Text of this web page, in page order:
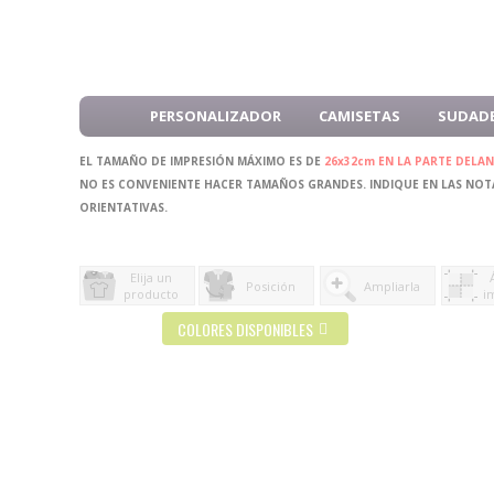
PERSONALIZADOR CAMISETAS
EL TAMAÑO DE IMPRESIÓN MÁXIMO ES DE 26x32cm EN LA PARTE
NO ES CONVENIENTE HACER TAMAÑOS GRANDES. INDIQUE EN LAS
ORIENTATIVAS.
Elija un
producto
Posición Ampliarla
COLORES DISPONIBLES